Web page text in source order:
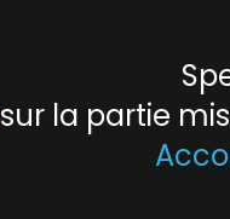
sur la partie